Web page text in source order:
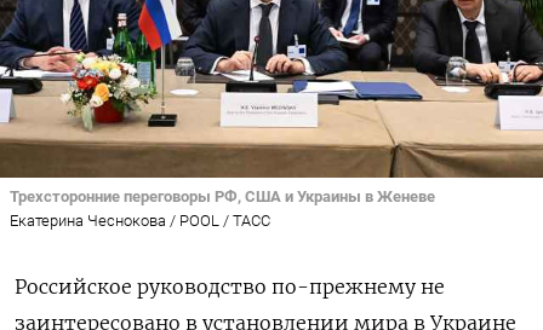
Трехсторонние переговоры РФ, США и Украины в Женеве
Екатерина Чеснокова / POOL / ТАСС
Российское руководство по-прежнему не
заинтересовано в установлении мира в Украине